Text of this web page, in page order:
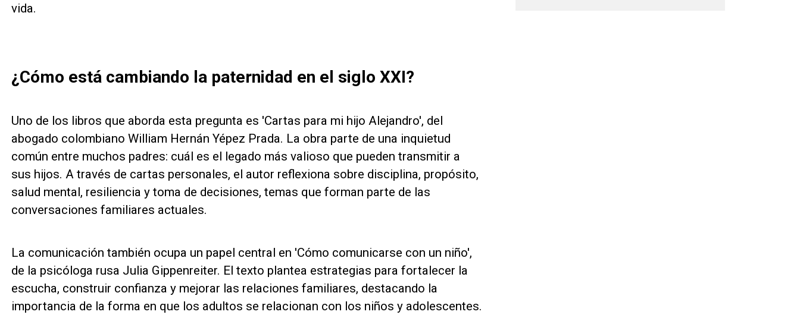
vida.
¿Cómo está cambiando la paternidad en el siglo XXI?
Uno de los libros que aborda esta pregunta es 'Cartas para mi hijo Alejandro', del
abogado colombiano William Hernán Yépez Prada. La obra parte de una inquietud
común entre muchos padres: cuál es el legado más valioso que pueden transmitir a
sus hijos. A través de cartas personales, el autor reflexiona sobre disciplina, propósito,
salud mental, resiliencia y toma de decisiones, temas que forman parte de las
conversaciones familiares actuales.
La comunicación también ocupa un papel central en 'Cómo comunicarse con un niño',
de la psicóloga rusa Julia Gippenreiter. El texto plantea estrategias para fortalecer la
escucha, construir confianza y mejorar las relaciones familiares, destacando la
importancia de la forma en que los adultos se relacionan con los niños y adolescentes.